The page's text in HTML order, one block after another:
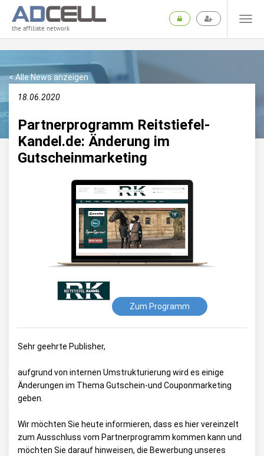
the affiliate network
< Alle News anzeigen
18.06.2020
Partnerprogramm Reitstiefel-
Kandel.de: Änderung im
Gutscheinmarketing
Zum Programm
Sehr geehrte Publisher,
aufgrund von internen Umstrukturierung wird es einige
Änderungen im Thema Gutschein-und Couponmarketing
geben.
Wir möchten Sie heute informieren, dass es hier vereinzelt
zum Ausschluss vom Partnerprogramm kommen kann und
möchten Sie darauf hinweisen, die Bewerbung unseres